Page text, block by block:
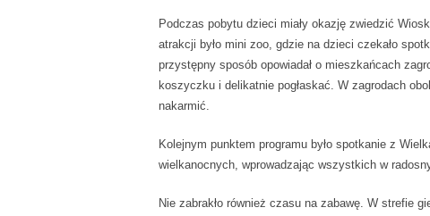
Podczas pobytu dzieci miały okazję zwiedzić
atrakcji było mini zoo, gdzie na dzieci czekało
przystępny sposób opowiadał o mieszkańcach
koszyczku i delikatnie pogłaskać. W zagrodach
nakarmić.
Kolejnym punktem programu było spotkanie z
wielkanocnych, wprowadzając wszystkich w
Nie zabrakło również czasu na zabawę. W strefie